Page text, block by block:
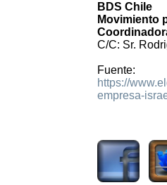
BDS Chile
Movimiento
C/C: Sr.
Fuente:
https://
empresa-